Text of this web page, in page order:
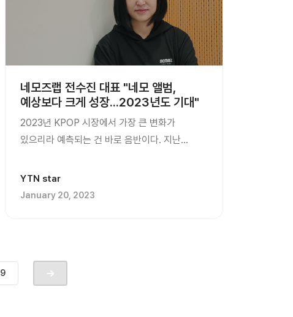
네모즈랩 전수진 대표 "네모 앨범,
예상보다 크게 성장...2023년도 기대"
2023년 KPOP 시장에서 가장 큰 변화가
있으리라 예측되는 건 바로 음반이다. 지난
새로운 형태의 음반이 나타났다. LP, C...
YTN star
January 20, 2023
9